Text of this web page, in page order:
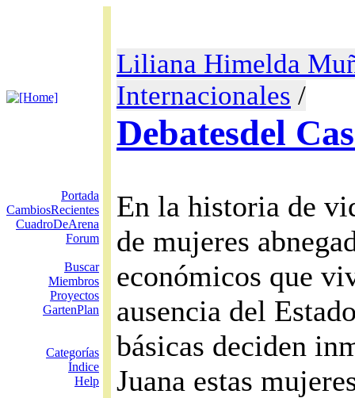
Liliana Himelda
Internacionales /
Debatesdel
Portada
CambiosRecientes
CuadroDeArena
Forum
Buscar
Miembros
Proyectos
GartenPlan
Categorías
Índice
Help
En la historia de
de mujeres
económicos que
ausencia del
básicas deciden
Juana estas